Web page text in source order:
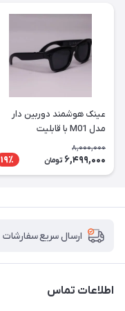
عینک هوشمند دوربین دار
مدل M01 با قابلیت
فیلم‌برداری ۴K
8,000,000
6,499,000 تومان 19٪
ارسال سریع سفارشات
اطلاعات تماس